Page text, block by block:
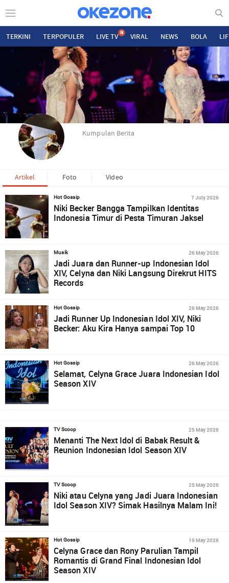
TERKINI TERPOPULER LIVE TV N VIRAL NEWS BOLA
Kumpulan Berita
Artikel Foto Video
Hot Gossip 7 July 2026
Niki Becker Bangga Tampilkan Identitas
Indonesia Timur di Pesta Timuran Jaksel
Musik 26 May 2026
Jadi Juara dan Runner-up Indonesian Idol
XIV, Celyna dan Niki Langsung Direkrut HITS
Records
Hot Gossip 26 May 2026
Jadi Runner Up Indonesian Idol XIV, Niki
Becker: Aku Kira Hanya sampai Top 10
Hot Gossip 26 May 2026
Selamat, Celyna Grace Juara Indonesian Idol
Season XIV
TV Scoop 25 May 2026
Menanti The Next Idol di Babak Result &
Reunion Indonesian Idol Season XIV
TV Scoop 25 May 2026
Niki atau Celyna yang Jadi Juara Indonesian
Idol Season XIV? Simak Hasilnya Malam Ini!
Hot Gossip 19 May 2026
Celyna Grace dan Rony Parulian Tampil
Romantis di Grand Final Indonesian Idol
Season XIV